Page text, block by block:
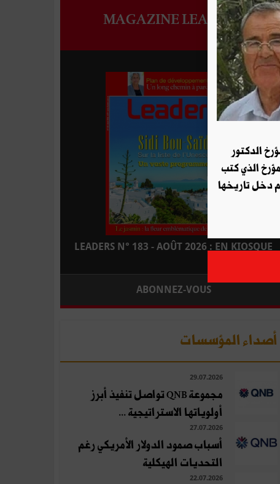
MAGAZINE LEADERS
LEADERS N° 183 - AOÛT 2026 : EN KIOSQUE
ABONNEZ-VOUS
أصداء المؤسسات
29.07.2026
مجموعة QNB تواصل تنفيذ أبرز
أولوياتها الاستراتيجية ...
27.07.2026
أسباب صمود الدولار الأمريكي رغم
التحديات الهيكلية
22.07.2026
الدكتور
الذي كتب
دخل تاريخها